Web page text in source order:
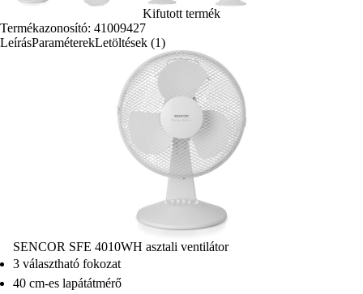
Kifutott termék
Termékazonosító: 41009427
LeírásParaméterekLetöltések (1)
SENCOR SFE 4010WH asztali ventilátor
3 választható fokozat
40 cm-es lapátátmérő